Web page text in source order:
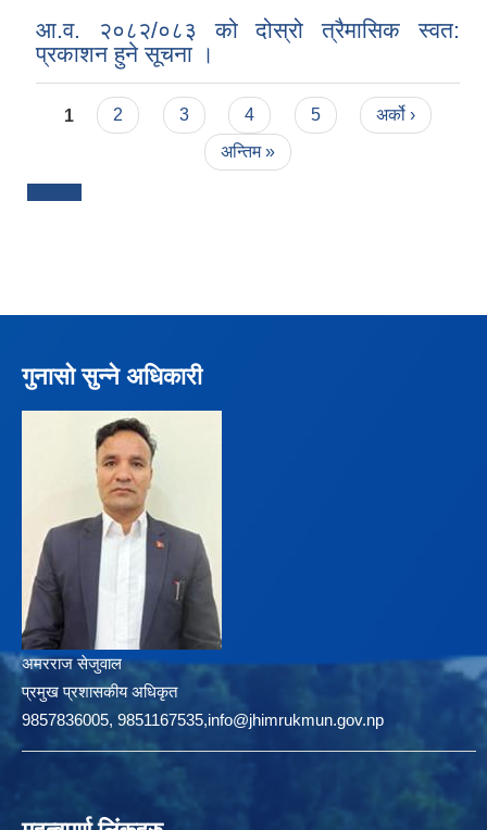
आ.व. २०८२/०८३ को दोस्रो त्रैमासिक स्वत:
प्रकाशन हुने सूचना ।
Pages
1 2 3 4 5
अर्को ›
अन्तिम »
गुनासो सुन्ने अधिकारी
अमरराज सेजुवाल
प्रमुख प्रशासकीय अधिकृत
9857836005, 9851167535,info@jhimrukmun.gov.np